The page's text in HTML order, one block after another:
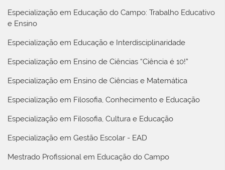
Especialização em Educação do Campo: Trabalho Educativo
e Ensino
Especialização em Educação e Interdisciplinaridade
Especialização em Ensino de Ciências “Ciência é 10!”
Especialização em Ensino de Ciências e Matemática
Especialização em Filosofia, Conhecimento e Educação
Especialização em Filosofia, Cultura e Educação
Especialização em Gestão Escolar - EAD
Mestrado Profissional em Educação do Campo